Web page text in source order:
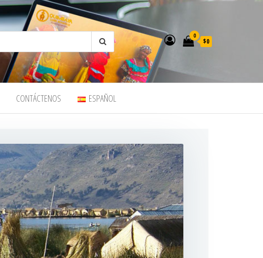
0
$0
CONTÁCTENOS ESPAÑOL